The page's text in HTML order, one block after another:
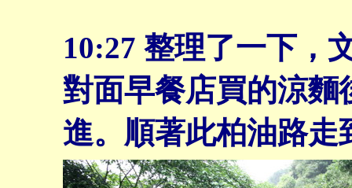
10:27 整理了一下，
對面早餐店買的涼麵
進。順著此柏油路走